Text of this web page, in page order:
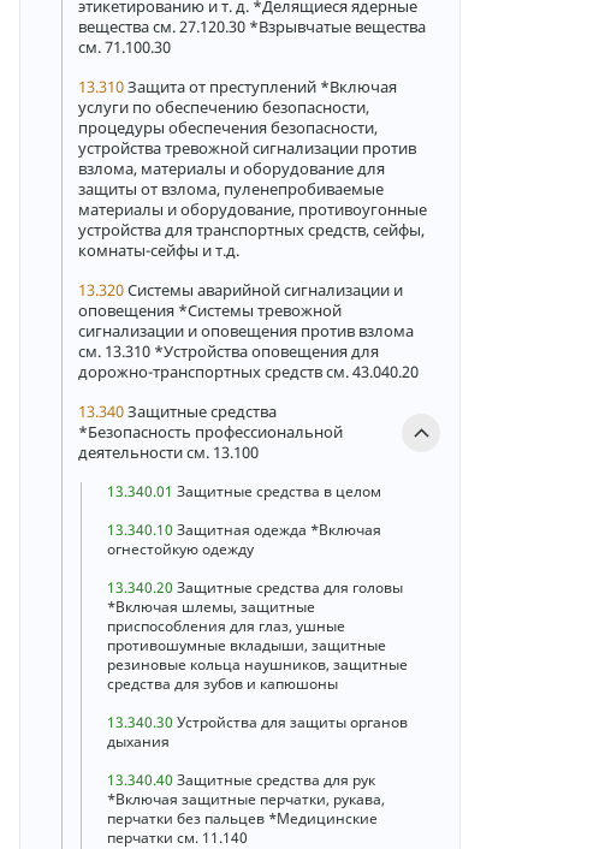
этикетированию и т. д. *Делящиеся ядерные
вещества см. 27.120.30 *Взрывчатые вещества
см. 71.100.30
13.310Защита от преступлений *Включая
услуги по обеспечению безопасности,
процедуры обеспечения безопасности,
устройства тревожной сигнализации против
взлома, материалы и оборудование для
защиты от взлома, пуленепробиваемые
материалы и оборудование, противоугонные
устройства для транспортных средств, сейфы,
комнаты-сейфы и т.д.
13.320Системы аварийной сигнализации и
оповещения *Системы тревожной
сигнализации и оповещения против взлома
см. 13.310 *Устройства оповещения для
дорожно-транспортных средств см. 43.040.20
13.340Защитные средства
*Безопасность профессиональной
деятельности см. 13.100
13.340.01 Защитные средства в целом
13.340.10 Защитная одежда *Включая
огнестойкую одежду
13.340.20 Защитные средства для головы
*Включая шлемы, защитные
приспособления для глаз, ушные
противошумные вкладыши, защитные
резиновые кольца наушников, защитные
средства для зубов и капюшоны
13.340.30 Устройства для защиты органов
дыхания
13.340.40 Защитные средства для рук
*Включая защитные перчатки, рукава,
перчатки без пальцев *Медицинские
перчатки см. 11.140